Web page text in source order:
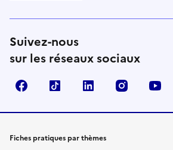
Suivez-nous
sur les réseaux sociaux
FacebookTikTok LinkedIn Instagram
Fiches pratiques par thèmes